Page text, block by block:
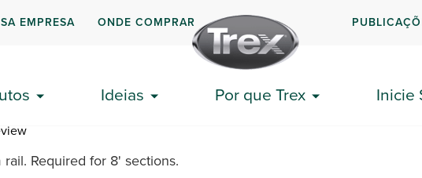
EMPRESA ONDE COMPRAR
Ideias Por que Trex Inicie
Aluminum Foot Block Charcoal
the bottom rail. Required for 8' sections.
Required for 8' sections.